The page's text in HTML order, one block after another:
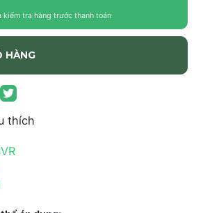
kiểm tra hàng trước thanh toán
HÀNG
thích